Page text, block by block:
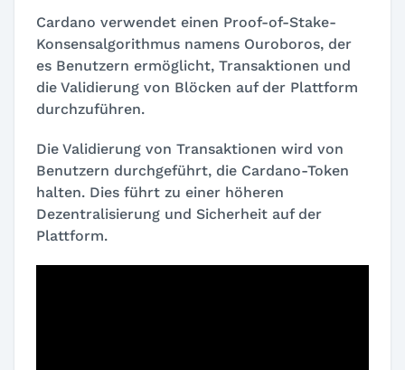
Cardano verwendet einen Proof-of-Stake-
Konsensalgorithmus namens Ouroboros, der
es Benutzern ermöglicht, Transaktionen und
die Validierung von Blöcken auf der Plattform
durchzuführen.
Die Validierung von Transaktionen wird von
Benutzern durchgeführt, die Cardano-Token
halten. Dies führt zu einer höheren
Dezentralisierung und Sicherheit auf der
Plattform.